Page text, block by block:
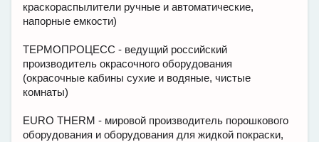
краскораспылители ручные и автоматические,
напорные емкости)
ТЕРМОПРОЦЕСС - ведущий российский
производитель окрасочного оборудования
(окрасочные кабины сухие и водяные, чистые
комнаты)
EURO THERM - мировой производитель порошкового
оборудования и оборудования для жидкой покраски,